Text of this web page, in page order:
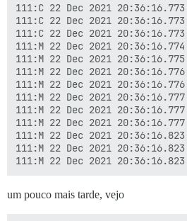
111:C 22 Dec 2021 20:36:16.773
111:C 22 Dec 2021
111:C 22 Dec 2021
111:M 22 Dec 2021
111:M 22 Dec 2021
111:M 22 Dec 2021
111:M 22 Dec 2021
111:M 22 Dec 2021
111:M 22 Dec 2021
111:M 22 Dec 2021
111:M 22 Dec 2021
111:M 22 Dec 2021
um pouco mais tarde, vejo